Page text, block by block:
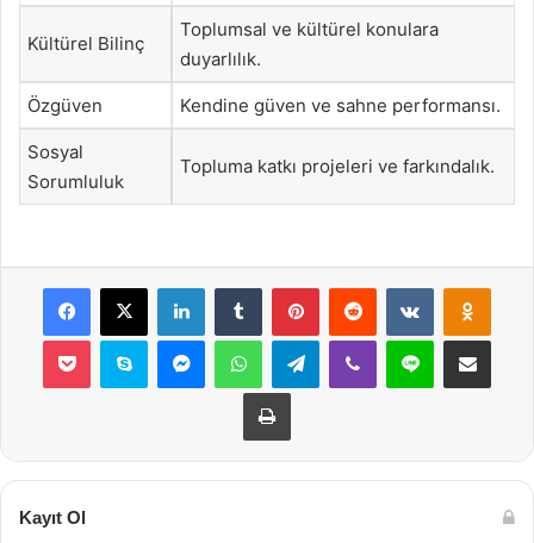
Kültürel Bilinç
Toplumsal ve kültürel konulara
duyarlılık.
Özgüven Kendine güven ve sahne performansı.
Sosyal
Sorumluluk
Topluma katkı projeleri ve farkındalık.
Facebook
X LinkedInTumblr PinterestReddit VKontakte
Pocket Skype MessengerWhatsAppTelegramViber Line E-Posta ile
Yazdır
Kayıt Ol